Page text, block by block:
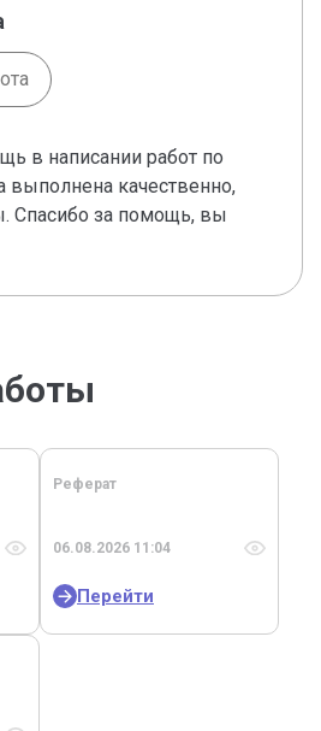
в написании работ по
выполнена качественно,
Спасибо за помощь, вы
Реферат
06.08.2026 11:04
Перейти